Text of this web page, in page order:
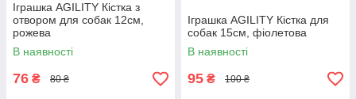
Іграшка AGILITY Кістка з
отвором для собак 12см,
рожева
В наявності
76 ₴ 80 ₴
Іграшка AGILITY Кістка для
собак 15см, фіолетова
В наявності
95 ₴ 100 ₴